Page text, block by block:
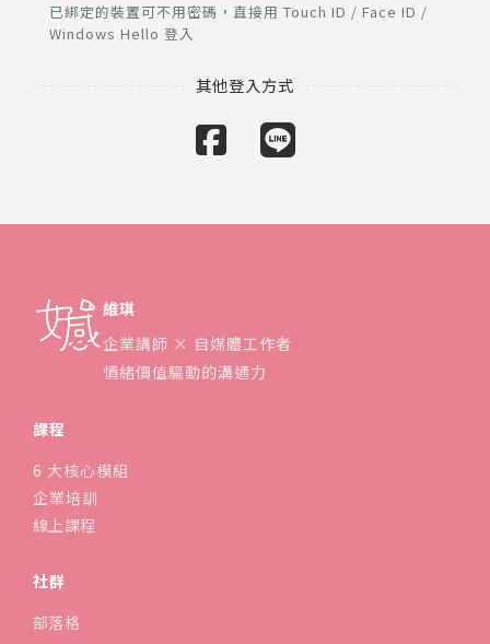
已綁定的裝置可不用密碼，直接用 Touch ID / Face ID /
Windows Hello 登入
維琪
企業講師 × 自媒體工作者
情緒價值驅動的溝通力
課程
6 大核心模組
企業培訓
線上課程
社群
部落格